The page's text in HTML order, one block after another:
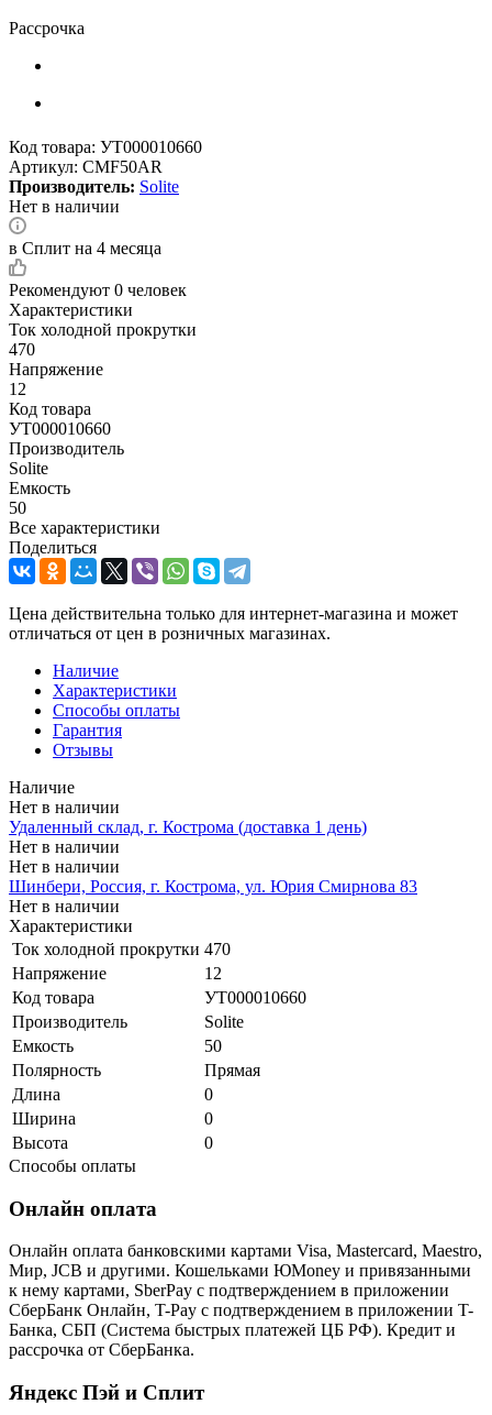
Рассрочка
Код товара: УТ000010660
Артикул: CMF50AR
Производитель: Solite
Нет в наличии
в Сплит на 4 месяца
Рекомендуют 0 человек
Характеристики
Ток холодной прокрутки
470
Напряжение
12
Код товара
УТ000010660
Производитель
Solite
Емкость
50
Все характеристики
Поделиться
Цена действительна только для интернет-магазина и может
отличаться от цен в розничных магазинах.
Наличие
Характеристики
Способы оплаты
Гарантия
Отзывы
Наличие
Нет в наличии
Удаленный склад, г. Кострома (доставка 1 день)
Нет в наличии
Нет в наличии
Шинбери, Россия, г. Кострома, ул. Юрия Смирнова 83
Нет в наличии
Характеристики
Ток холодной прокрутки 470
Напряжение
12
Код товара
УТ000010660
Производитель
Solite
Емкость
50
Полярность
Прямая
Длина
0
Ширина
0
Высота
0
Способы оплаты
Онлайн оплата
Онлайн оплата банковскими картами Visa, Mastercard, Maestro,
Мир, JCB и другими. Кошельками ЮMoney и привязанными
к нему картами, SberPay с подтверждением в приложении
СберБанк Онлайн, T-Pay с подтверждением в приложении T-
Банка, СБП (Система быстрых платежей ЦБ РФ). Кредит и
рассрочка от СберБанка.
Яндекс Пэй и Сплит